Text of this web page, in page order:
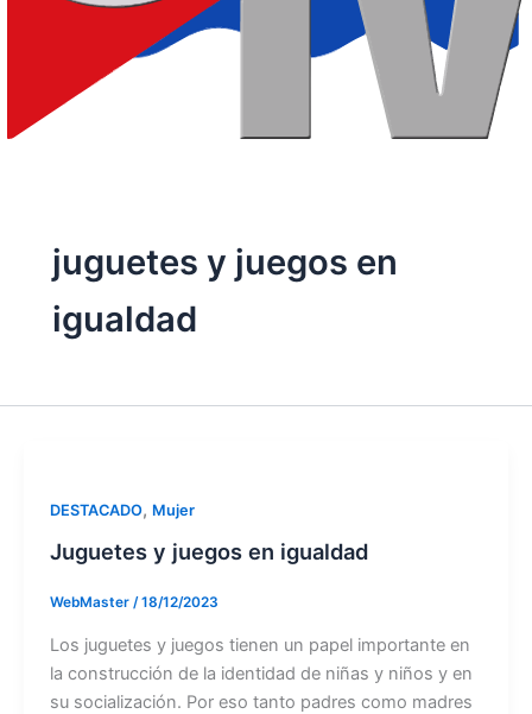
juguetes y juegos en
igualdad
DESTACADO, Mujer
Juguetes y juegos en igualdad
WebMaster /18/12/2023
Los juguetes y juegos tienen un papel importante en
la construcción de la identidad de niñas y niños y en
su socialización. Por eso tanto padres como madres